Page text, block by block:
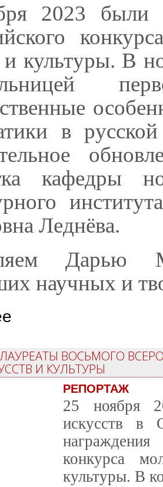
2023 были
и культуры. В
в
кафедры
Леднёва.
научных и
ВОСЬМОГО
И КУЛЬТУРЫ
РЕПОРТАЖ
25 ноября
искусств в
конкурса
культуры. В